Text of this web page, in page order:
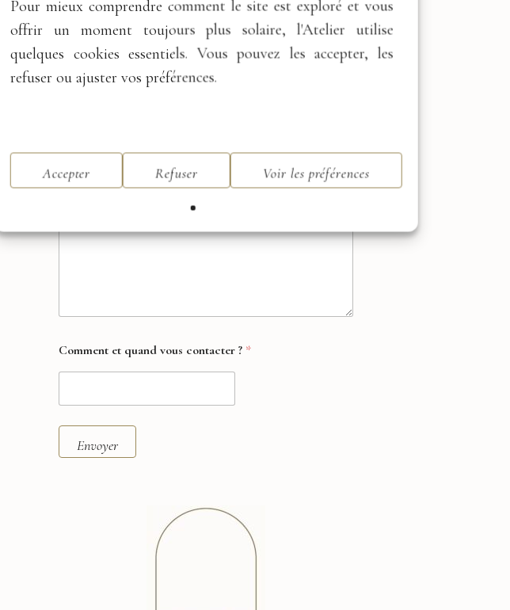
Pour mieux comprendre comment le site est exploré et vous
offrir un moment toujours plus solaire, l'Atelier utilise
quelques cookies essentiels. Vous pouvez les accepter, les
refuser ou ajuster vos préférences.
Accepter Refuser Voir les préférences
Nom *
Prénom
Nom
r
e
q
n
Comment et quand vous contacter ? *
Envoyer